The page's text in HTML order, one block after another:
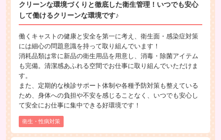
クリーンな環境づくりと徹底した衛生管理！いつでも安心
して働けるクリーンな環境です♪
働くキャストの健康と安全を第一に考え、衛生面・感染症対策
には細心の問題意識を持って取り組んでいます！
消耗品類は常に新品の衛生用品を用意し、消毒・除菌アイテム
も完備。清潔感あふれる空間でお仕事に取り組んでいただけま
す。
また、定期的な検診サポート体制や各種予防対策も整えている
ため、身体への負担や不安を感じることなく、いつでも安心し
て安全にお仕事に集中できる好環境です！
衛生・性病対策